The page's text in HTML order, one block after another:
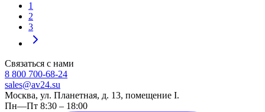
1
2
3
Связаться с нами
8 800 700-68-24
sales@av24.su
Москва, ул. Планетная, д. 13, помещение I.
Пн—Пт 8:30 – 18:00